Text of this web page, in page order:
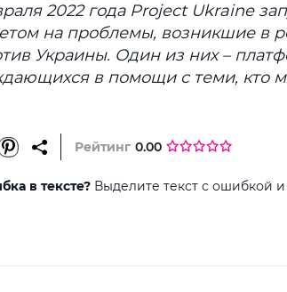
2022 года Project Ukraine
на проблемы, возникшие в
Украины. Один из них –
в помощи с теми, кто
Рейтинг 0.00
в тексте? Выделите текст с ошибкой